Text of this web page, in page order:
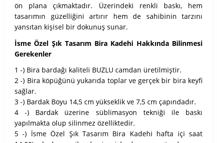
ön plana çıkmaktadır. Üzerindeki renkli baskı, hem
tasarımın güzelliğini artırır hem de sahibinin tarzını
yansıtan kişisel bir dokunuş sunar.
İsme Özel Şık Tasarım Bira Kadehi Hakkında Bilinmesi
Gerekenler
1 -) Bira bardağı kaliteli BUZLU camdan üretilmiştir.
2 -) Bira köpüğünü yukarıda toplar ve gerçek bir bira keyfi
sağlar.
3 -) Bardak Boyu 14,5 cm yükseklik ve 7,5 cm çapındadır.
4 -) Bardak üzerine süblimasyon tekniği ile baskı
yapılmakta olup silinmez özelliktedir.
5 -) İsme Özel Şık Tasarım Bira Kadehi hafta içi saat